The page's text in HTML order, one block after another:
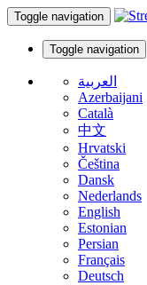
Toggle navigation
Toggle navigation
العربية
Azerbaijani
Català
中文
Hrvatski
Čeština
Dansk
Nederlands
English
Estonian
Persian
Français
Deutsch